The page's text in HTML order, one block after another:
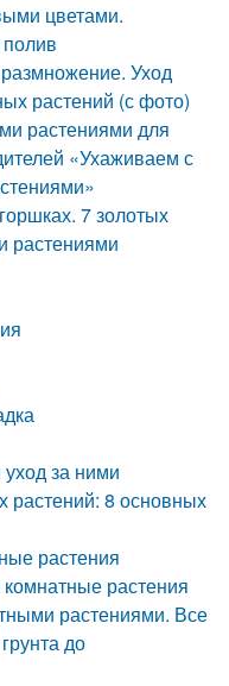
цветами.
Уход
растений (с фото)
растениями для
«Ухаживаем с
7 золотых
растениями
за ними
8 основных
растения
растения
растениями. Все
до